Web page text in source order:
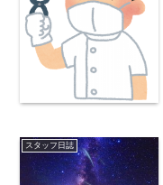
スタッフ日誌